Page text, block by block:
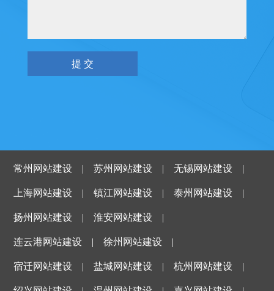
常州网站建设 |苏州网站建设 |无锡网站建设 |
上海网站建设 |镇江网站建设 |泰州网站建设 |
扬州网站建设 |淮安网站建设 |
连云港网站建设 |徐州网站建设 |
宿迁网站建设 |盐城网站建设 |杭州网站建设 |